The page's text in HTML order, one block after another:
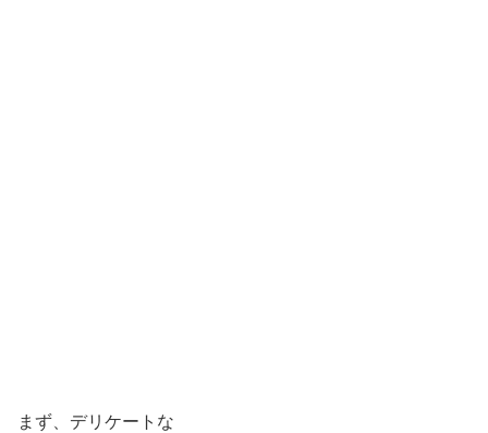
まず、デリケートな